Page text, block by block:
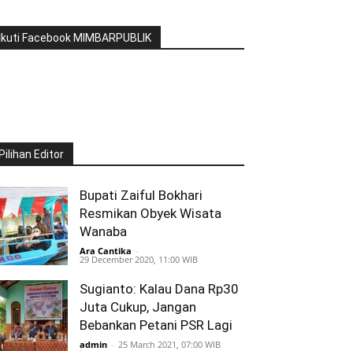
Ikuti Facebook MIMBARPUBLIK
Pilihan Editor
Bupati Zaiful Bokhari
Resmikan Obyek Wisata
Wanaba
Ara Cantika -
29 December 2020, 11:00 WIB
Sugianto: Kalau Dana Rp30
Juta Cukup, Jangan
Bebankan Petani PSR Lagi
admin - 25 March 2021, 07:00 WIB